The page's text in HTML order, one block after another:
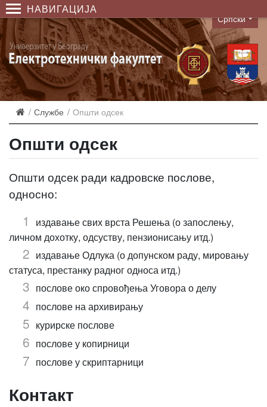
НАВИГАЦИЈА
Language
Српски
Службе Општи одсек
Општи одсек
Општи одсек ради кадровске послове,
односно:
издавање свих врста Решења (о запослењу,
личном дохотку, одсуству, пензионисању итд.)
издавање Одлука (о допунском раду, мировању
статуса, престанку радног односа итд.)
послове око спровођења Уговора о делу
послове на архивирању
курирске послове
послове у копирници
послове у скриптарници
Контакт